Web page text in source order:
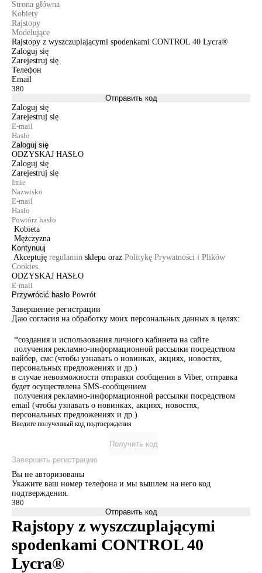
Strona główna
Kobiety
Rajstopy
Modelujące
Rajstopy z wyszczuplającymi spodenkami CONTROL 40 Lycra®
Zaloguj się
Zarejestruj się
Телефон
Email
Отправить код
Zaloguj się
Zarejestruj się
Zaloguj się
ODZYSKAJ HASŁO
Zaloguj się
Zarejestruj się
Kobieta
Mężczyzna
Kontynuuj
Akceptuję regulamin sklepu oraz Politykę Prywatności i Plików
Cookies.
ODZYSKAJ HASŁO
Przywrócić hasło Powrót
Завершение регистрации
Даю согласия на обработку моих персональных данных в целях:
*создания и использования личного кабинета на сайте
получения рекламно-информационной рассылки посредством
вайбер, смс (чтобы узнавать о новинках, акциях, новостях,
персональных предложениях и др.)
в случае невозможности отправки сообщения в Viber, отправка
будет осуществлена SMS-сообщением
получения рекламно-информационной рассылки посредством
email (чтобы узнавать о новинках, акциях, новостях,
персональных предложениях и др.)
Введите полученный код подтверждения
Получить код
Завершить регистрацию
Вы не авторизованы
Укажите ваш номер телефона и мы вышлем на него код
подтверждения.
Отправить код
Rajstopy z wyszczuplającymi
spodenkami CONTROL 40
Lycra®